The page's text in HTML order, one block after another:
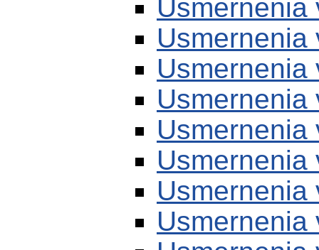
Usmernenia
Usmernenia
Usmernenia
Usmernenia
Usmernenia
Usmernenia
Usmernenia
Usmernenia